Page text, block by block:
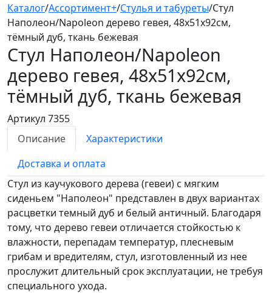
Каталог/Ассортимент+/Стулья и табуреты/Стул
Наполеон/Napoleon дерево гевея, 48х51х92см,
тёмный дуб, ткань бежевая
Стул Наполеон/Napoleon
дерево гевея, 48х51х92см,
тёмный дуб, ткань бежевая
Артикул 7355
Описание
Характеристики
Доставка и оплата
Стул из каучукового дерева (гевеи) с мягким
сиденьем "Наполеон" представлен в двух вариантах
расцветки темный дуб и белый античный. Благодаря
тому, что дерево гевеи отличается стойкостью к
влажности, перепадам температур, плесневым
грибам и вредителям, стул, изготовленный из нее
прослужит длительный срок эксплуатации, не требуя
специального ухода.